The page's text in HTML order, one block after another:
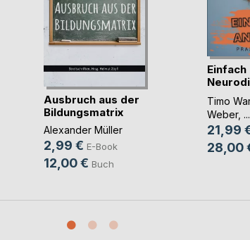
Ausbruch aus der
Bildungsmatrix
Alexander Müller
2,99 € E-Book
12,00 € Buch
Ki(...)
Timo
Weber, ...
21,99
28,00